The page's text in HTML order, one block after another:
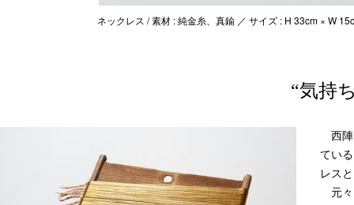
ネックレス / 素材 : 純金糸、真鍮 ／ サイズ : H 33cm × W
“気持
西陣
てい
レス
元々